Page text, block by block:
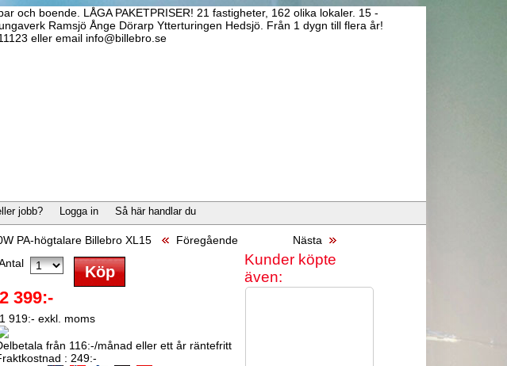
och boende. LÅGA PAKETPRISER! 21 fastigheter, 162 olika lokaler. 15 -
Ramsjö Ånge Dörarp Ytterturingen Hedsjö. Från 1 dygn till flera år!
eller email info@billebro.se
jobb? Logga in Så här handlar du
PA-högtalare Billebro XL15 Föregående Nästa
2 399:-
1 919:- exkl. moms
från 116:-/månad eller ett år räntefritt
: 249:-
Kunder köpte
även: